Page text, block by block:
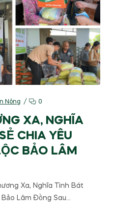
Nông 0
XA, NGHĨA
CHIA YÊU
BẢO LÂM
Xa, Nghĩa Tình Bát
Lâm Đồng Sau…